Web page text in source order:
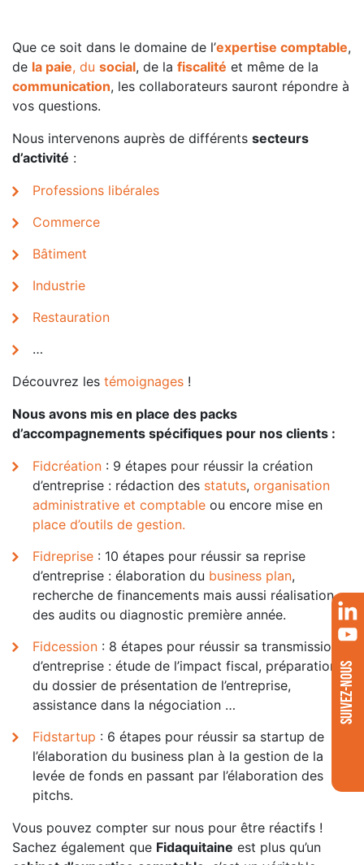
Que ce soit dans le domaine de l’expertise comptable,
de la paie, du social, de la fiscalité et même de la
communication, les collaborateurs sauront répondre à
vos questions.
Nous intervenons auprès de différents secteurs
d’activité :
Professions libérales
Commerce
Bâtiment
Industrie
Restauration
…
Découvrez les témoignages !
Nous avons mis en place des packs
d’accompagnements spécifiques pour nos clients :
Fidcréation : 9 étapes pour réussir la création
d’entreprise : rédaction des statuts, organisation
administrative et comptable ou encore mise en
place d’outils de gestion.
Fidreprise : 10 étapes pour réussir sa reprise
d’entreprise : élaboration du business plan,
recherche de financements mais aussi réalisation
des audits ou diagnostic première année.
Fidcession : 8 étapes pour réussir sa transmission
d’entreprise : étude de l’impact fiscal, préparation
du dossier de présentation de l’entreprise,
assistance dans la négociation …
Fidstartup : 6 étapes pour réussir sa startup de
l’élaboration du business plan à la gestion de la
levée de fonds en passant par l’élaboration des
pitchs.
Vous pouvez compter sur nous pour être réactifs !
Sachez également que Fidaquitaine est plus qu’un
SUIVEZ-NOUS